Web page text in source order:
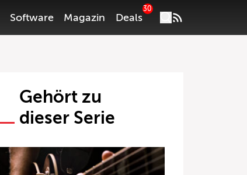
Software Magazin Deals
30
Gehört zu
dieser Serie